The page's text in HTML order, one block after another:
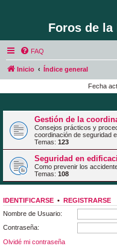
Foros de la
FAQ
Inicio Índice general
Fecha
Gestión de la
Consejos prácticos y
coordinación de seguridad
Temas: 123
Seguridad en
Como prevenir los
Temas: 108
IDENTIFICARSE • REGISTRARSE
Nombre de Usuario:
Contraseña:
Olvidé mi contraseña